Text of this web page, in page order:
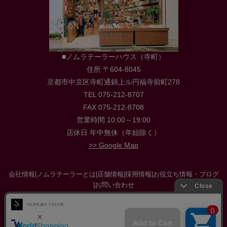
■ノムラテーラーハウス（寺町）
住所 〒604-8045
京都市中京区寺町通錦上ル円福寺前町278
TEL 075-212-8707
FAX 075-212-8708
営業時間 10:00～19:00
店休日 年中無休（年始除く）
>> Google Map
会社情報 ノムラテーラーとは 店舗情報 採用情報 お役立ち情報・ブログ
お問い合わせ
特定商取引に関する法律に基づく表示
サイトマップ